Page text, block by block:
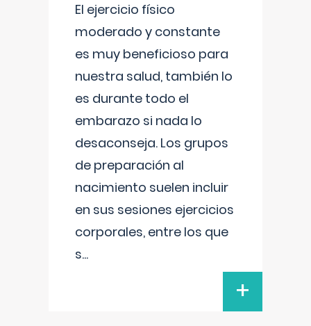
El ejercicio físico
moderado y constante
es muy beneficioso para
nuestra salud, también lo
es durante todo el
embarazo si nada lo
desaconseja. Los grupos
de preparación al
nacimiento suelen incluir
en sus sesiones ejercicios
corporales, entre los que
s...
+